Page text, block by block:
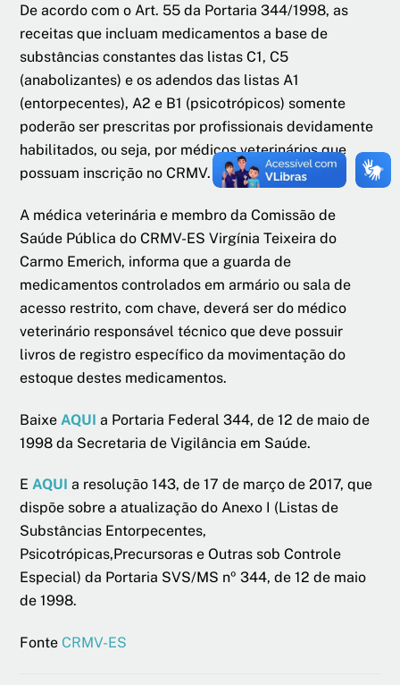
De acordo com o Art. 55 da Portaria 344/1998, as
receitas que incluam medicamentos a base de
substâncias constantes das listas C1, C5
(anabolizantes) e os adendos das listas A1
(entorpecentes), A2 e B1 (psicotrópicos) somente
poderão ser prescritas por profissionais devidamente
habilitados, ou seja, por médicos veterinários que
possuam inscrição no CRMV.
A médica veterinária e membro da Comissão de
Saúde Pública do CRMV-ES Virgínia Teixeira do
Carmo Emerich, informa que a guarda de
medicamentos controlados em armário ou sala de
acesso restrito, com chave, deverá ser do médico
veterinário responsável técnico que deve possuir
livros de registro específico da movimentação do
estoque destes medicamentos.
Baixe AQUI a Portaria Federal 344, de 12 de maio de
1998 da Secretaria de Vigilância em Saúde.
EAQUI a resolução 143, de 17 de março de 2017, que
dispõe sobre a atualização do Anexo I (Listas de
Substâncias Entorpecentes,
Psicotrópicas,Precursoras e Outras sob Controle
Especial) da Portaria SVS/MS nº 344, de 12 de maio
de 1998.
Fonte CRMV-ES